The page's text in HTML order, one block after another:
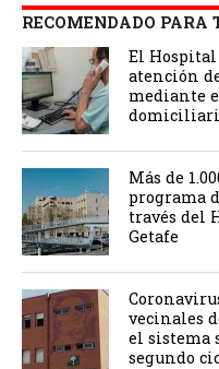
RECOMENDADO PARA
El Hospital
atención
mediante
Más de
programa
través del
Getafe
vecinales
el sistema
segundo